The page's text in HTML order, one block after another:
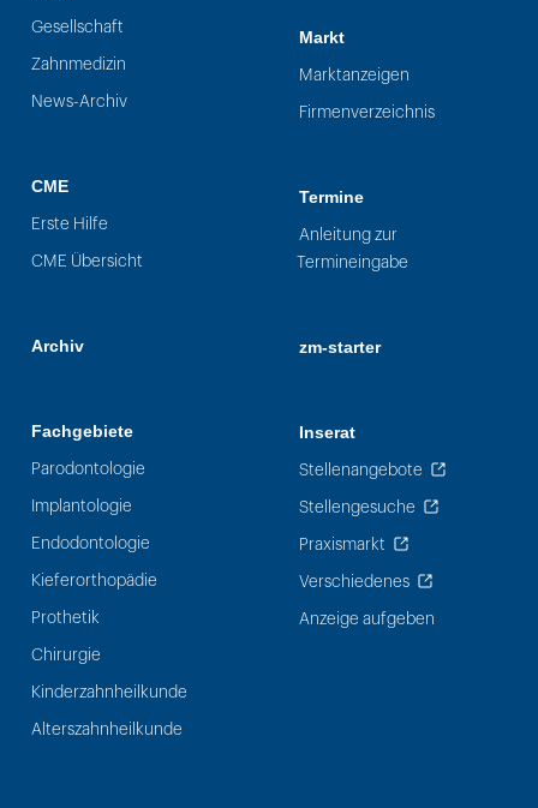
Gesellschaft
Zahnmedizin
News-Archiv
CME
Erste Hilfe
CME Übersicht
Archiv
Fachgebiete
Parodontologie
Implantologie
Endodontologie
Kieferorthopädie
Prothetik
Chirurgie
Kinderzahnheilkunde
Alterszahnheilkunde
Markt
Marktanzeigen
Firmenverzeichnis
Termine
Anleitung zur
Termineingabe
zm-starter
Inserat
Stellenangebote
Stellengesuche
Praxismarkt
Verschiedenes
Anzeige aufgeben